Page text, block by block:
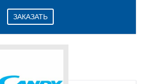
ЗАКАЗАТЬ